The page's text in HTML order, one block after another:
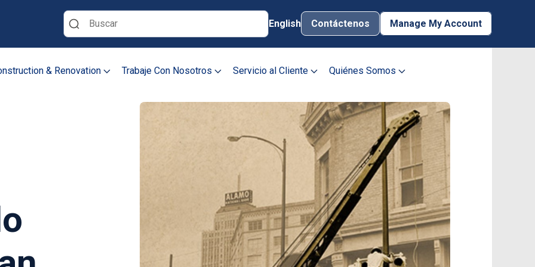
Buscar
English Contáctenos Manage My Account
Manage My Account
Username
Password
Iniciar Sesión
Inscribir Mi
¿Olvidó la
Contraseña?
¿Necesita ayuda?
Formas de Pagar
& Renovation Trabaje Con Nosotros Servicio al Cliente Quiénes Somos